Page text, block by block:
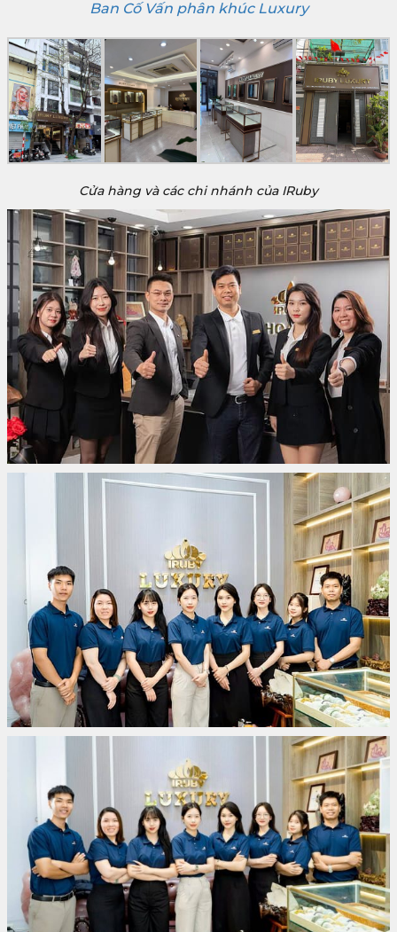
Ban Cố Vấn phân khúc Luxury
Cửa hàng và các chi nhánh của IRuby